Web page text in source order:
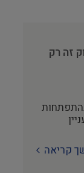
זה רק
קריאה